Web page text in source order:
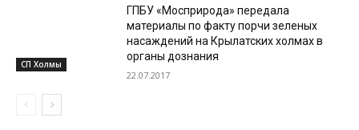
СП Холмы
ГПБУ «Мосприрода» передала
материалы по факту порчи зеленых
насаждений на Крылатских холмах в
органы дознания
22.07.2017